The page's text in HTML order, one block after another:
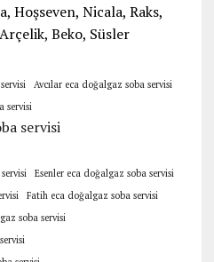
Hoşseven, Nicala, Raks,
Beko, Süsler
Avcılar eca doğalgaz soba servisi
servisi
servisi
Esenler eca doğalgaz soba servisi
Fatih eca doğalgaz soba servisi
soba servisi